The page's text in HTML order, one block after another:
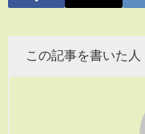
この記事を書いた人